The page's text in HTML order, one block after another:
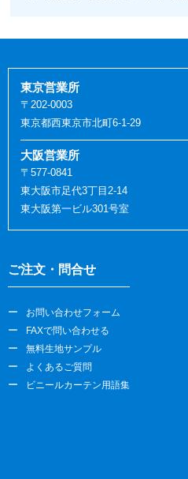
ご注文・問合せ
お問い合わせフォーム
FAXで問い合わせる
無料生地サンプル
よくあるご質問
ビニールカーテン用語集
東京営業所
〒202-0003
東京都西東京市北町6-1-29
大阪営業所
〒577-0841
東大阪市足代3丁目2-14
東大阪第一ビル301号室